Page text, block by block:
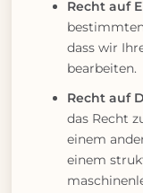
Recht auf
dass wir
bearbeiten.
Recht auf
das Recht
einem
einem